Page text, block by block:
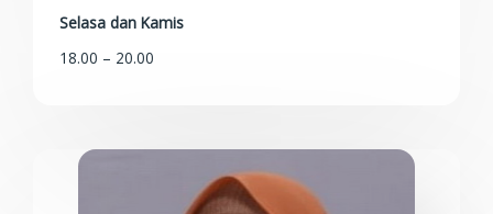
Selasa dan Kamis
18.00 – 20.00